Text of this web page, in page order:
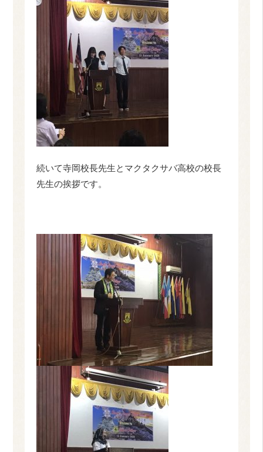
続いて寺岡校長先生とマクタクサバ高校の校長
先生の挨拶です。